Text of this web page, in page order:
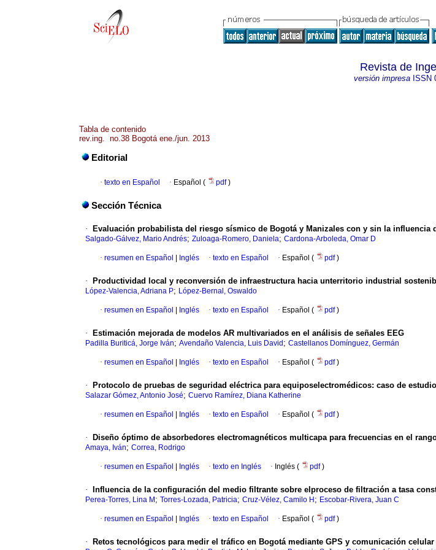
Revista de
versión impresaISSN
Tabla de contenido
rev.ing. no.38 Bogotá ene./jun. 2013
Editorial
· texto en Español · Español ( pdf)
Sección Técnica
· Evaluación probabilista del riesgo sísmico de Bogotá y Manizales con y sin la influencia
Salgado-Gálvez, Mario Andrés; Zuloaga-Romero, Daniela; Cardona-Arboleda, Omar D
· resumen en Español Inglés · texto en Español · Español ( pdf)
· Productividad local y reconversión de infraestructura hacia unterritorio industrial
López-Valencia, Adriana P; López-Bernal, Oswaldo
· resumen en Español Inglés · texto en Español · Español ( pdf)
· Estimación mejorada de modelos AR multivariados en el análisis de señales EEG
Padilla Buriticá, Jorge Iván; Avendaño Valencia, Luis David ; Castellanos Domínguez, Germán
· resumen en Español Inglés · texto en Español · Español ( pdf)
· Protocolo de pruebas de seguridad eléctrica para equiposelectromédicos: caso de
Salazar Gómez, Antonio José; Cuervo Ramírez, Diana Katherine
· resumen en Español Inglés · texto en Español · Español ( pdf)
· Diseño óptimo de absorbedores electromagnéticos multicapa para frecuencias en el
Amaya, Iván; Correa, Rodrigo
· resumen en Español Inglés · texto en Inglés · Inglés ( pdf)
· Influencia de la configuración del medio filtrante sobre elproceso de filtración a tasa
Perea-Torres, Lina M ; Torres-Lozada, Patricia; Cruz-Vélez, Camilo H ; Escobar-Rivera, Juan C
· resumen en Español Inglés · texto en Español · Español ( pdf)
· Retos tecnológicos para medir el tráfico en Bogotá mediante GPS y comunicación celular